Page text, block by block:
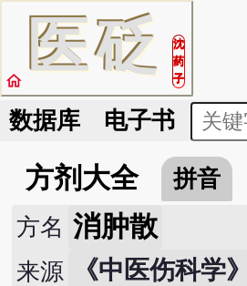
医砭
沈
药
子
home
数据库 电子书
方剂大全 拼音
方名 消肿散
来源 《中医伤科学》